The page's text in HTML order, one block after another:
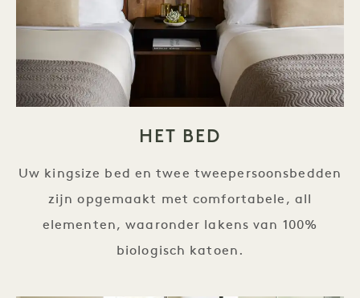
HET BED
Uw kingsize bed en twee tweepersoonsbedden
zijn opgemaakt met comfortabele, all
elementen, waaronder lakens van 100%
biologisch katoen.